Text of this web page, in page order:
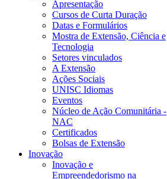
Apresentação
Cursos de Curta Duração
Datas e Formulários
Mostra de Extensão, Ciência e
Tecnologia
Setores vinculados
A Extensão
Ações Sociais
UNISC Idiomas
Eventos
Núcleo de Ação Comunitária -
NAC
Certificados
Bolsas de Extensão
Inovação
Inovação e
Empreendedorismo na